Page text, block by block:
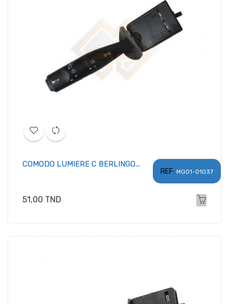
REF: MG01-01037
COMODO LUMIERE C BERLINGO...
Prix
51,00 TND